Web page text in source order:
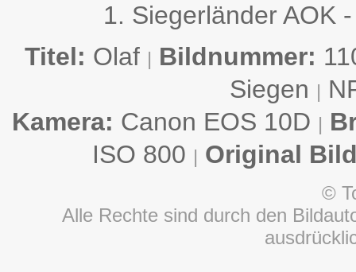
1. Siegerländer AOK
Titel: Olaf | Bildnummer:
Siegen |
Kamera: Canon EOS 10D |
ISO 800 | Original
©
Alle Rechte sind durch den